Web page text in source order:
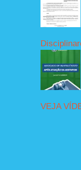
VEJA